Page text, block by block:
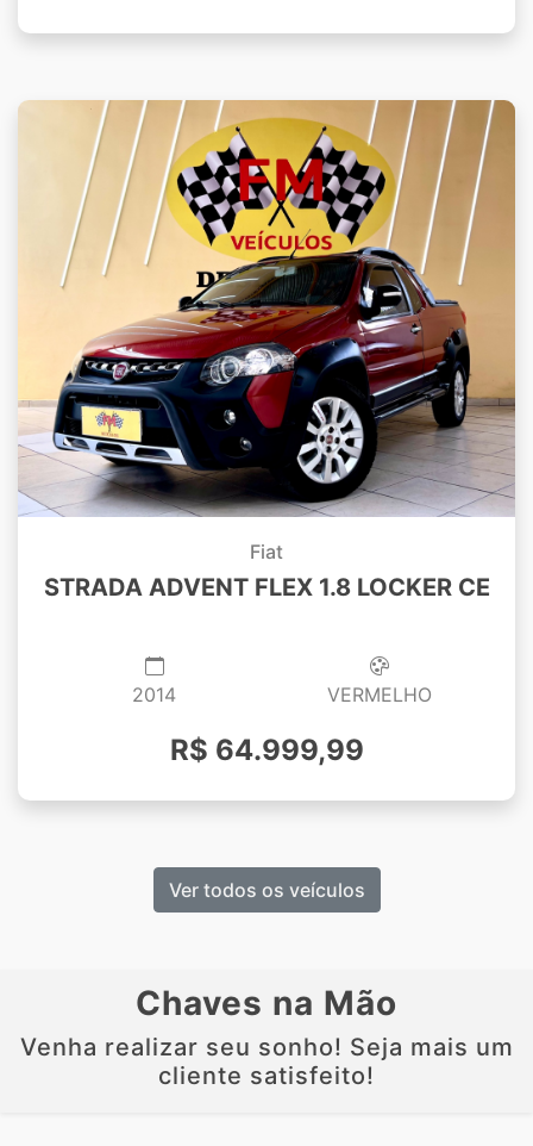
Fiat
STRADA ADVENT FLEX 1.8 LOCKER CE
2014 VERMELHO
R$ 64.999,99
Ver todos os veículos
Chaves na Mão
Venha realizar seu sonho! Seja mais um
cliente satisfeito!